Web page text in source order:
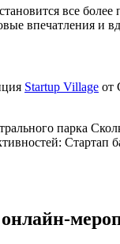
все
впечатления и
Startup Village от
парка